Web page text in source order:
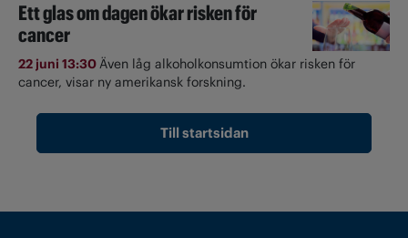
Ett glas om dagen ökar risken för
cancer
22 juni 13:30Även låg alkoholkonsumtion ökar risken för
cancer, visar ny amerikansk forskning.
Till startsidan